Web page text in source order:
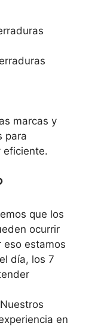
marcas y
para
eficiente.
que los
ocurrir
eso estamos
día, los 7
Nuestros
en